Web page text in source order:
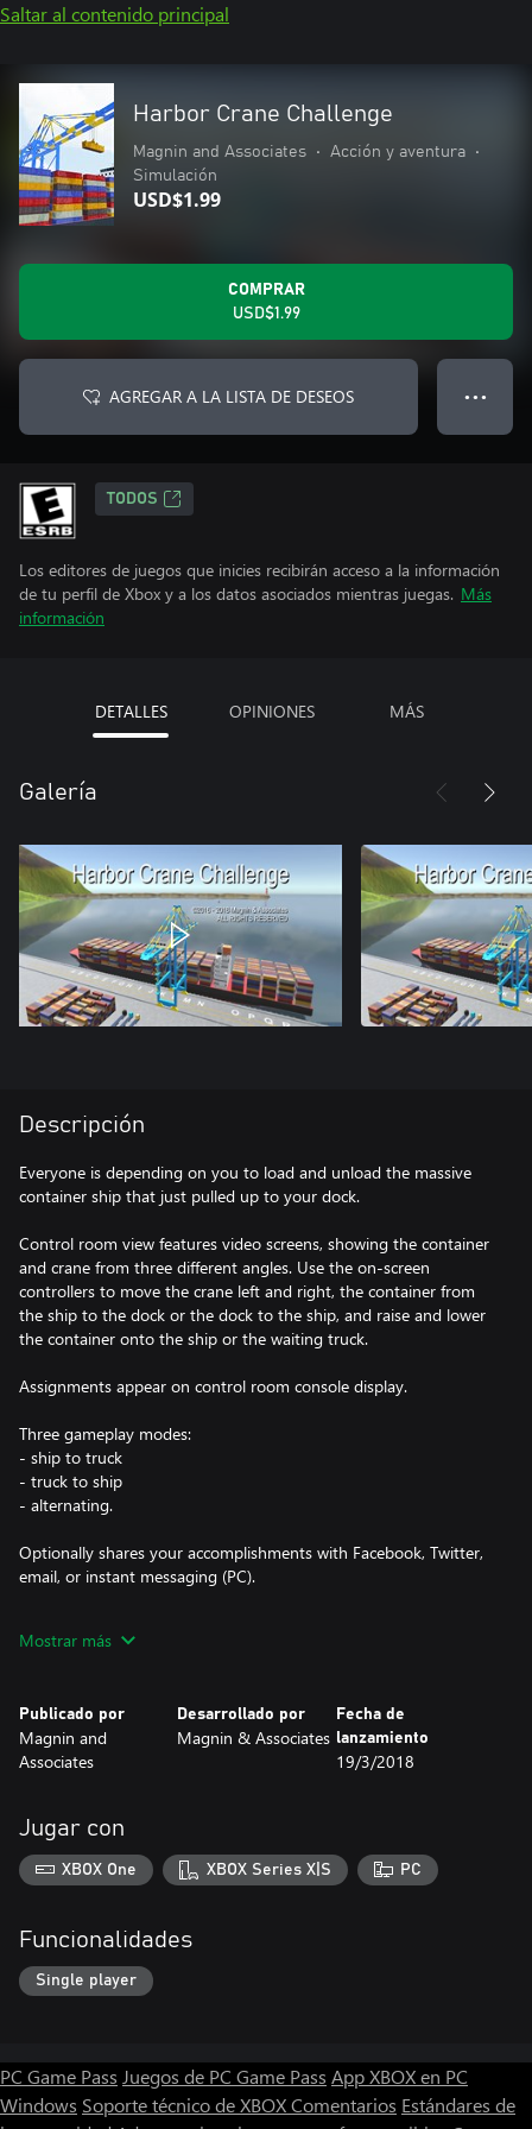
Saltar al contenido principal
Harbor Crane Challenge
Magnin and Associates • Acción y aventura
•
Simulación
USD$1.99
COMPRAR
USD$1.99
AGREGAR A LA LISTA DE DESEOS ● ● ●
TODOS
Los editores de juegos que inicies recibirán acceso a la información
de tu perfil de Xbox y a los datos asociados mientras juegas. Más
información
DETALLES OPINIONES MÁS
Galería
Descripción
Everyone is depending on you to load and unload the massive
container ship that just pulled up to your dock.
Control room view features video screens, showing the container
and crane from three different angles. Use the on-screen
controllers to move the crane left and right, the container from
the ship to the dock or the dock to the ship, and raise and lower
the container onto the ship or the waiting truck.
Assignments appear on control room console display.
Three gameplay modes:
- ship to truck
- truck to ship
- alternating.
Optionally shares your accomplishments with Facebook, Twitter,
email, or instant messaging (PC).
Mostrar más
Publicado por
Magnin and
Associates
Desarrollado por
Magnin & Associates
Fecha de
lanzamiento
19/3/2018
Jugar con
XBOX One XBOX Series X|S PC
Funcionalidades
Single player
PC Game Pass Juegos de PC Game Pass App XBOX en PC
Windows Soporte técnico de XBOXComentarios Estándares de